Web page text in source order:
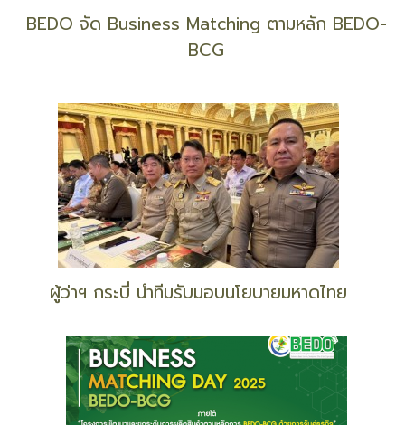
BEDO จัด Business Matching ตามหลัก BEDO-
BCG
ผู้ว่าฯ กระบี่ นำทีมรับมอบนโยบายมหาดไทย